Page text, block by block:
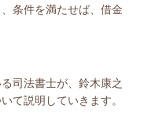
条件を満たせば、借金
司法書士が、鈴木康之
て説明していきます。